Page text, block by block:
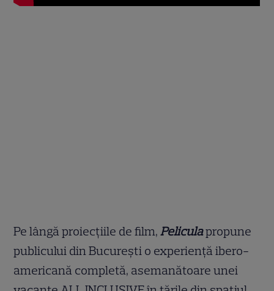
Pe lângă proiecțiile de film,Peliculapropune
publicului din București o experiență ibero-
americană completă, asemanătoare unei